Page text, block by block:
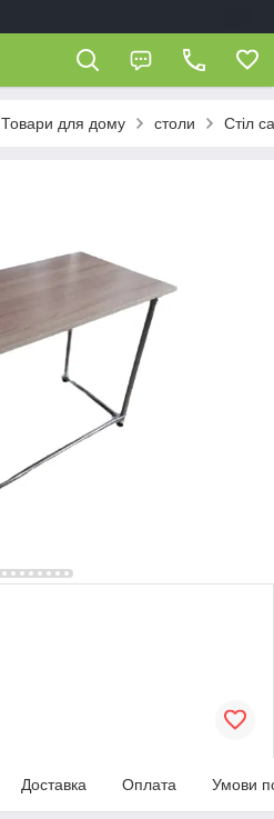
Товари для дому столи Стіл
Доставка Оплата Умови